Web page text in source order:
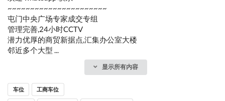
~~~~~~~~~~~~~~~~~~~~~~
屯门中央广场专家成交专组
管理完善,24小时CCTV
潜力优厚的商贸新据点,汇集办公室大楼
邻近多个大型 ...
显示所有内容
车位 工商车位